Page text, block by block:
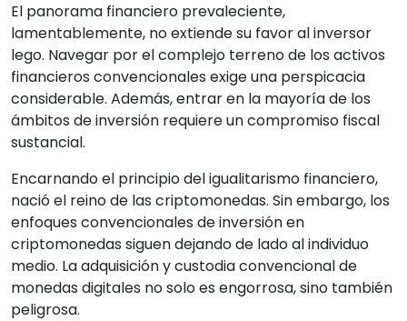
El panorama financiero prevaleciente,
lamentablemente, no extiende su favor al inversor
lego. Navegar por el complejo terreno de los activos
financieros convencionales exige una perspicacia
considerable. Además, entrar en la mayoría de los
ámbitos de inversión requiere un compromiso fiscal
sustancial.
Encarnando el principio del igualitarismo financiero,
nació el reino de las criptomonedas. Sin embargo, los
enfoques convencionales de inversión en
criptomonedas siguen dejando de lado al individuo
medio. La adquisición y custodia convencional de
monedas digitales no solo es engorrosa, sino también
peligrosa.